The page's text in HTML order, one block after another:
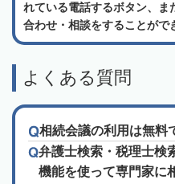
れている電話するボタン、ま
合わせ・相談をすることがで
よくある質問
相続会議の利用は無料
弁護士検索・税理士検
機能を使って専門家に